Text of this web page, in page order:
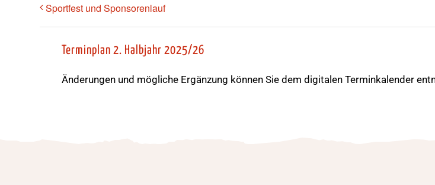
Sportfest und Sponsorenlauf
Terminplan 2. Halbjahr 2025/26
Änderungen und mögliche Ergänzung können Sie dem digitalen Terminkalender